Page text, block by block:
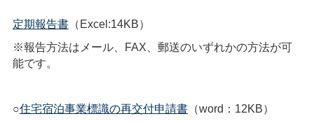
定期報告書（Excel:14KB）
※報告方法はメール、FAX、郵送のいずれかの方法が可
能です。
○住宅宿泊事業標識の再交付申請書（word：12KB）